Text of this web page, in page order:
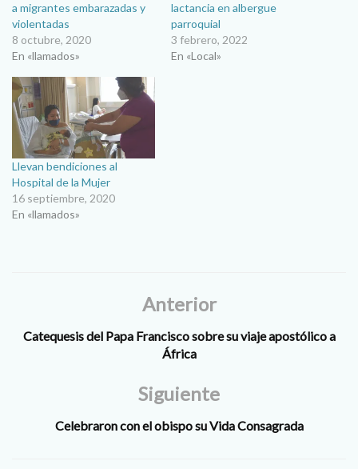
a migrantes embarazadas y
violentadas
8 octubre, 2020
En «llamados»
lactancia en albergue
parroquial
3 febrero, 2022
En «Local»
Llevan bendiciones al
Hospital de la Mujer
16 septiembre, 2020
En «llamados»
Anterior
Catequesis del Papa Francisco sobre su viaje apostólico a
África
Siguiente
Celebraron con el obispo su Vida Consagrada